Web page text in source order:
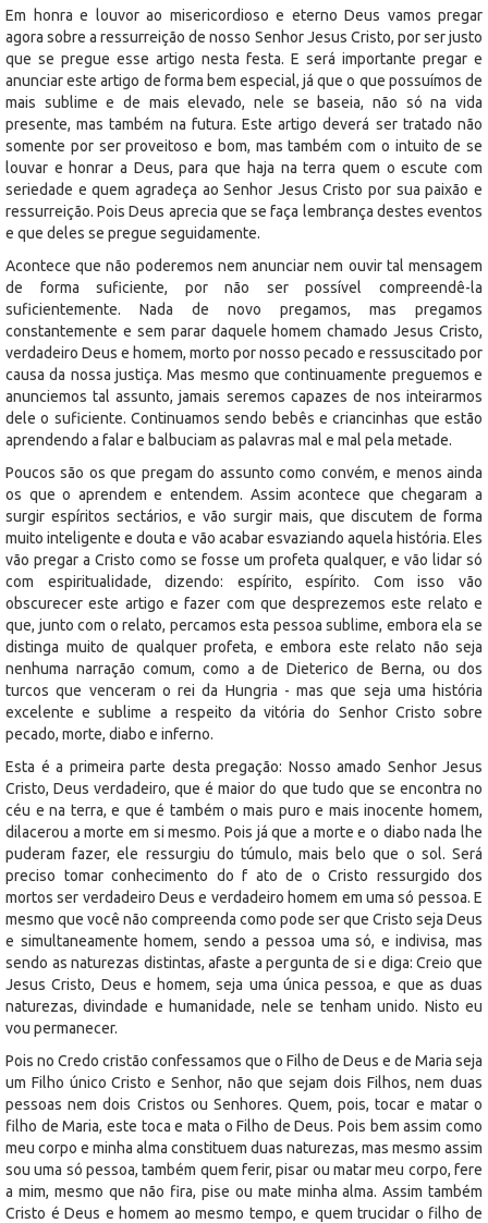
Em honra e louvor ao misericordioso e eterno Deus vamos pregar
agora sobre a ressurreição de nosso Senhor Jesus Cristo, por ser justo
que se pregue esse artigo nesta festa. E será importante pregar e
anunciar este artigo de forma bem especial, já que o que possuímos de
mais sublime e de mais elevado, nele se baseia, não só na vida
presente, mas também na futura. Este artigo deverá ser tratado não
somente por ser proveitoso e bom, mas também com o intuito de se
louvar e honrar a Deus, para que haja na terra quem o escute com
seriedade e quem agradeça ao Senhor Jesus Cristo por sua paixão e
ressurreição. Pois Deus aprecia que se faça lembrança destes eventos
e que deles se pregue seguidamente.
Acontece que não poderemos nem anunciar nem ouvir tal mensagem
de forma suficiente, por não ser possível compreendê-la
suficientemente. Nada de novo pregamos, mas pregamos
constantemente e sem parar daquele homem chamado Jesus Cristo,
verdadeiro Deus e homem, morto por nosso pecado e ressuscitado por
causa da nossa justiça. Mas mesmo que continuamente preguemos e
anunciemos tal assunto, jamais seremos capazes de nos inteirarmos
dele o suficiente. Continuamos sendo bebês e criancinhas que estão
aprendendo a falar e balbuciam as palavras mal e mal pela metade.
Poucos são os que pregam do assunto como convém, e menos ainda
os que o aprendem e entendem. Assim acontece que chegaram a
surgir espíritos sectários, e vão surgir mais, que discutem de forma
muito inteligente e douta e vão acabar esvaziando aquela história. Eles
vão pregar a Cristo como se fosse um profeta qualquer, e vão lidar só
com espiritualidade, dizendo: espírito, espírito. Com isso vão
obscurecer este artigo e fazer com que desprezemos este relato e
que, junto com o relato, percamos esta pessoa sublime, embora ela se
distinga muito de qualquer profeta, e embora este relato não seja
nenhuma narração comum, como a de Dieterico de Berna, ou dos
turcos que venceram o rei da Hungria - mas que seja uma história
excelente e sublime a respeito da vitória do Senhor Cristo sobre
pecado, morte, diabo e inferno.
Esta é a primeira parte desta pregação: Nosso amado Senhor Jesus
Cristo, Deus verdadeiro, que é maior do que tudo que se encontra no
céu e na terra, e que é também o mais puro e mais inocente homem,
dilacerou a morte em si mesmo. Pois já que a morte e o diabo nada lhe
puderam fazer, ele ressurgiu do túmulo, mais belo que o sol. Será
preciso tomar conhecimento do f ato de o Cristo ressurgido dos
mortos ser verdadeiro Deus e verdadeiro homem em uma só pessoa. E
mesmo que você não compreenda como pode ser que Cristo seja Deus
e simultaneamente homem, sendo a pessoa uma só, e indivisa, mas
sendo as naturezas distintas, afaste a pergunta de si e diga: Creio que
Jesus Cristo, Deus e homem, seja uma única pessoa, e que as duas
naturezas, divindade e humanidade, nele se tenham unido. Nisto eu
vou permanecer.
Pois no Credo cristão confessamos que o Filho de Deus e de Maria seja
um Filho único Cristo e Senhor, não que sejam dois Filhos, nem duas
pessoas nem dois Cristos ou Senhores. Quem, pois, tocar e matar o
filho de Maria, este toca e mata o Filho de Deus. Pois bem assim como
meu corpo e minha alma constituem duas naturezas, mas mesmo assim
sou uma só pessoa, também quem ferir, pisar ou matar meu corpo, fere
a mim, mesmo que não fira, pise ou mate minha alma. Assim também
Cristo é Deus e homem ao mesmo tempo, e quem trucidar o filho de